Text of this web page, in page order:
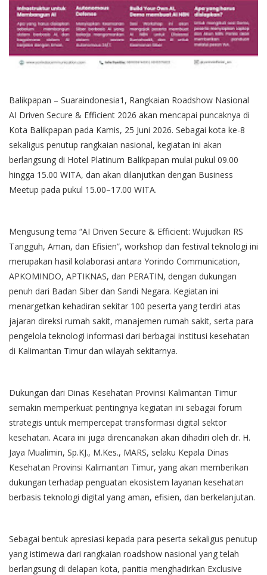
Balikpapan – Suaraindonesia1, Rangkaian Roadshow Nasional
AI Driven Secure & Efficient 2026 akan mencapai puncaknya di
Kota Balikpapan pada Kamis, 25 Juni 2026. Sebagai kota ke-8
sekaligus penutup rangkaian nasional, kegiatan ini akan
berlangsung di Hotel Platinum Balikpapan mulai pukul 09.00
hingga 15.00 WITA, dan akan dilanjutkan dengan Business
Meetup pada pukul 15.00–17.00 WITA.
Mengusung tema “AI Driven Secure & Efficient: Wujudkan RS
Tangguh, Aman, dan Efisien”, workshop dan festival teknologi ini
merupakan hasil kolaborasi antara Yorindo Communication,
APKOMINDO, APTIKNAS, dan PERATIN, dengan dukungan
penuh dari Badan Siber dan Sandi Negara. Kegiatan ini
menargetkan kehadiran sekitar 100 peserta yang terdiri atas
jajaran direksi rumah sakit, manajemen rumah sakit, serta para
pengelola teknologi informasi dari berbagai institusi kesehatan
di Kalimantan Timur dan wilayah sekitarnya.
Dukungan dari Dinas Kesehatan Provinsi Kalimantan Timur
semakin memperkuat pentingnya kegiatan ini sebagai forum
strategis untuk mempercepat transformasi digital sektor
kesehatan. Acara ini juga direncanakan akan dihadiri oleh dr. H.
Jaya Mualimin, Sp.KJ., M.Kes., MARS, selaku Kepala Dinas
Kesehatan Provinsi Kalimantan Timur, yang akan memberikan
dukungan terhadap penguatan ekosistem layanan kesehatan
berbasis teknologi digital yang aman, efisien, dan berkelanjutan.
Sebagai bentuk apresiasi kepada para peserta sekaligus penutup
yang istimewa dari rangkaian roadshow nasional yang telah
berlangsung di delapan kota, panitia menghadirkan Exclusive